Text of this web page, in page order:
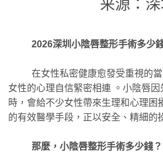
来源：
2026深圳小陰唇整形手術多少
在女性私密健康愈發受重視的
女性的心理自信緊密相連 。小陰唇
時，會給不少女性帶來生理和心理
的有效醫學手段，正以安全、精細的
那麼，小陰唇整形手術多少錢